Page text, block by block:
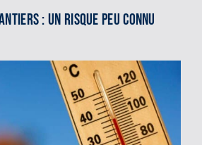
: un risque peu connu